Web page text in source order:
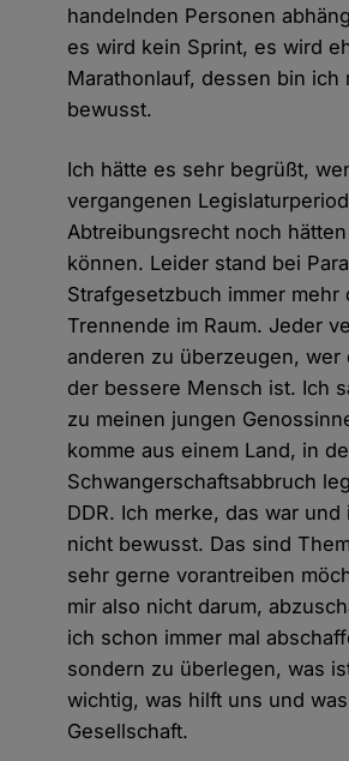
handelnden Personen
es wird kein Sprint, es wird
Marathonlauf, dessen bin ich
bewusst.
Ich hätte es sehr begrüßt,
vergangenen
Abtreibungsrecht noch
können. Leider stand bei
Strafgesetzbuch immer mehr
Trennende im Raum. Jeder
anderen zu überzeugen, wer
der bessere Mensch ist. Ich
zu meinen jungen
komme aus einem Land, in
Schwangerschaftsabbruch
DDR. Ich merke, das war
nicht bewusst. Das sind
sehr gerne vorantreiben
mir also nicht darum,
ich schon immer mal
sondern zu überlegen, was
wichtig, was hilft uns und
Gesellschaft.